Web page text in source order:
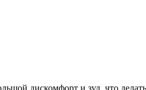
дискомфорт и зуд, что